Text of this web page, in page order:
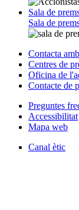
Sala de
Sala de
Contacta
Centres de
Oficina de
Contacte de
Preguntes
Accessibilitat
Mapa web
Canal ètic